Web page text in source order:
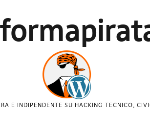
E INDIPENDENTE SU HACKING TECNICO,